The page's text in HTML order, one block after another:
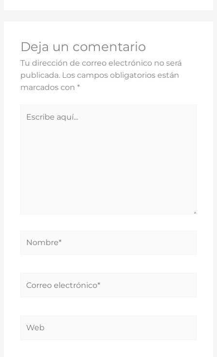
Deja un comentario
Tu dirección de correo electrónico no será
publicada. Los campos obligatorios están
marcados con *
aquí...
electrónico*